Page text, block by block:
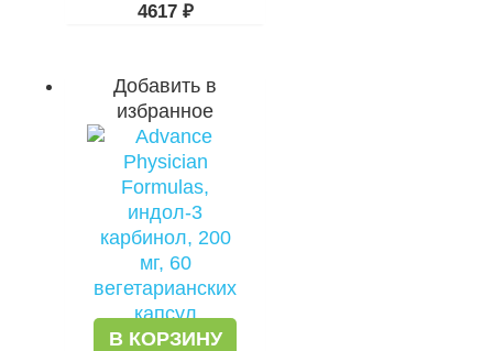
4617 ₽
Добавить в
избранное
В КОРЗИНУ